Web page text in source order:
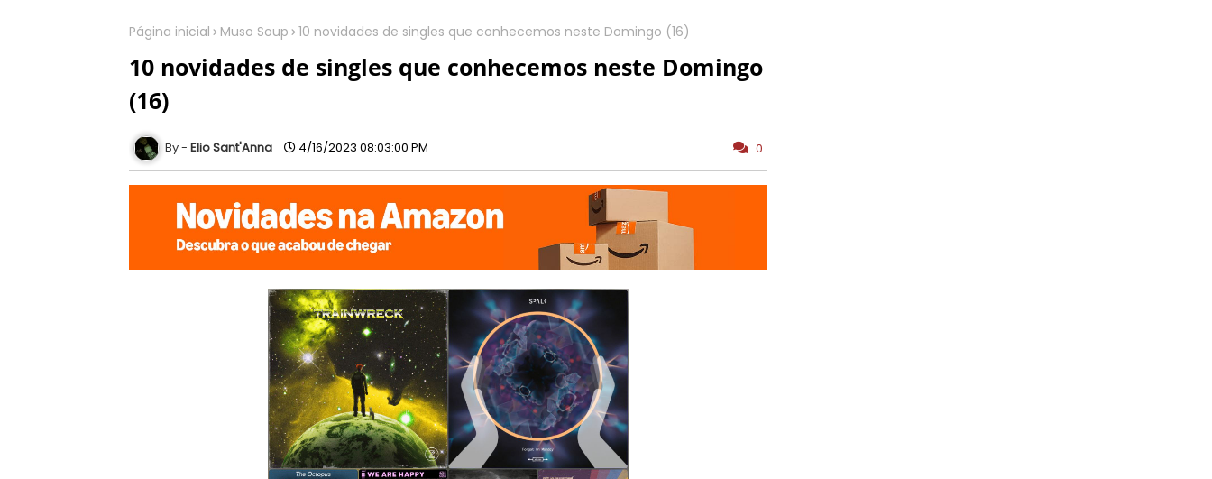
Página inicial Muso Soup 10 novidades de singles que conhecemos neste Domingo (16)
10 novidades de singles que conhecemos neste Domingo
(16)
Elio Sant'Anna 4/16/2023 08:03:00 PM 0